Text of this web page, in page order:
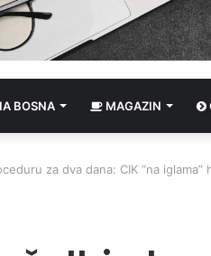
BOSNA MAGAZIN
za dva dana: CIK “na